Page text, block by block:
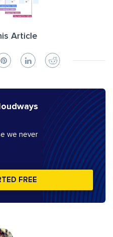
Article
we never
FREE